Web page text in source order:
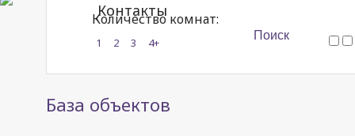
Контакты
Количество комнат:
1 2 3 4+
База объектов